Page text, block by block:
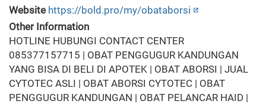
Website https://bold.pro/my/obataborsi
Other Information
HOTLINE HUBUNGI CONTACT CENTER
085377157715 | OBAT PENGGUGUR KANDUNGAN
YANG BISA DI BELI DI APOTEK | OBAT ABORSI | JUAL
CYTOTEC ASLI | OBAT ABORSI CYTOTEC | OBAT
PENGGUGUR KANDUNGAN | OBAT PELANCAR HAID |